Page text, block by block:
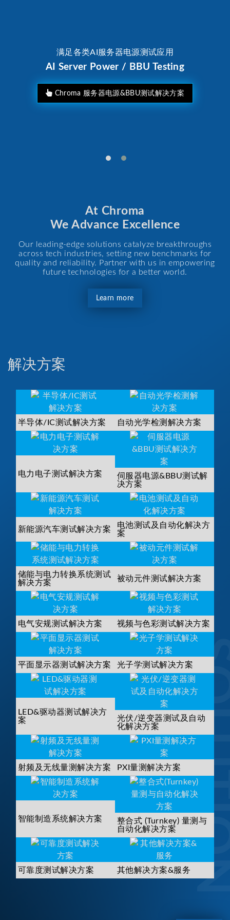
满足各类AI服务器电源测试应用
AI Server Power / BBU Testing
Chroma 服务器电源&BBU测试解决方案
At Chroma
We Advance Excellence
Our leading-edge solutions catalyze breakthroughs
across tech industries, setting new benchmarks for
quality and reliability. Partner with us in empowering
future technologies for a better world.
Learn more
解决方案
半导体/IC测试解决方案 自动光学检测解决方案
电力电子测试解决方案
伺服器电源&BBU测试解
决方案
新能源汽车测试解决方案
电池测试及自动化解决方
案
储能与电力转换系统测试
解决方案
被动元件测试解决方案
电气安规测试解决方案 视频与色彩测试解决方案
平面显示器测试解决方案 光子学测试解决方案
LED&驱动器测试解决方
案
光伏/逆变器测试及自动
化解决方案
射频及无线量测解决方案 PXI量测解决方案
智能制造系统解决方案
整合式 (Turnkey) 量测与
自动化解决方案
可靠度测试解决方案 其他解决方案&服务